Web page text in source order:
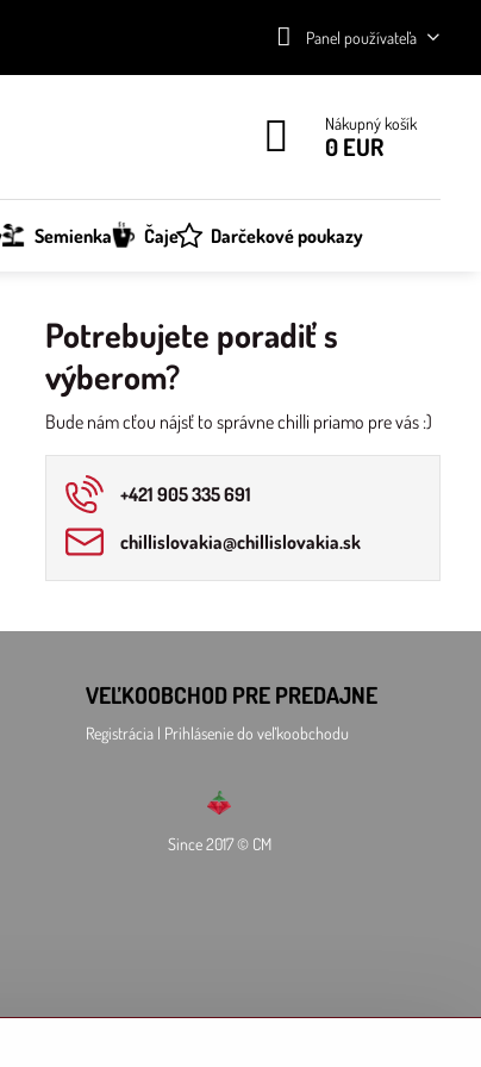
Panel používateľa
Nákupný košík
0 EUR
Semienka Čaje Darčekové poukazy
Potrebujete poradiť s
výberom?
Bude nám cťou nájsť to správne chilli priamo pre vás :)
+421 905 335 691
chillislovakia​@chillislovakia​.sk
VEĽKOOBCHOD PRE PREDAJNE
Registrácia l Prihláseniedo veľkoobchodu
Since 2017 © CM